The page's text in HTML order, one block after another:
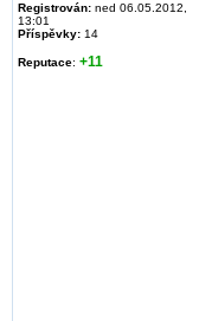
Registrován: ned 06.05.2012,
13:01
Příspěvky: 14
Reputace: +11